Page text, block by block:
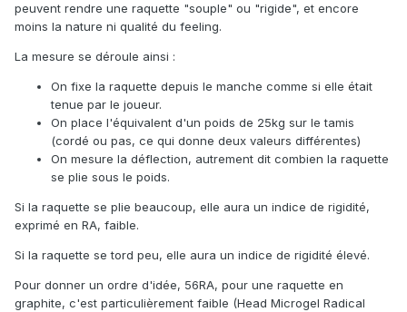
peuvent rendre une raquette "souple" ou "rigide", et encore
moins la nature ni qualité du feeling.
La mesure se déroule ainsi :
On fixe la raquette depuis le manche comme si elle était
tenue par le joueur.
On place l'équivalent d'un poids de 25kg sur le tamis
(cordé ou pas, ce qui donne deux valeurs différentes)
On mesure la déflection, autrement dit combien la raquette
se plie sous le poids.
Si la raquette se plie beaucoup, elle aura un indice de rigidité,
exprimé en RA, faible.
Si la raquette se tord peu, elle aura un indice de rigidité élevé.
Pour donner un ordre d'idée, 56RA, pour une raquette en
graphite, c'est particulièrement faible (Head Microgel Radical